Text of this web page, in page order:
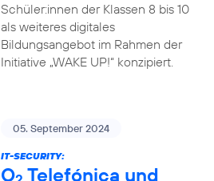
Schüler:innen der Klassen 8 bis 10
als weiteres digitales
Bildungsangebot im Rahmen der
Initiative „WAKE UP!“ konzipiert.
05. September 2024
IT-SECURITY:
O Telefónica und